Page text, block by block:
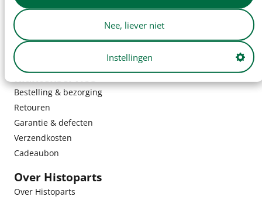
Nee, liever niet
Instellingen
Klantenservice
Bestelling & bezorging
Retouren
Garantie & defecten
Verzendkosten
Cadeaubon
Over Histoparts
Over Histoparts